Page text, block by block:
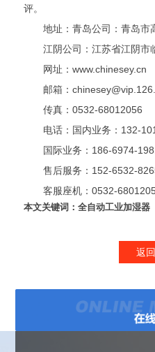
评。
地址：青岛公司：青岛市
江阴公司：江苏省江阴市
网址：www.chinesey.cn
邮箱：
传真：0532-68012056
电话：国内业务：132-
国际业务：186-6974-
售后服务：152-6532-
客服座机：0532-
本文关键词：全自动工业加湿器
返